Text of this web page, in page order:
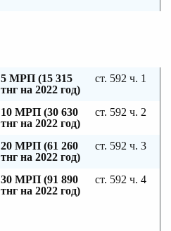
5 МРП (15 315
тнг на 2022 год)
ст. 592 ч. 1
10 МРП (30 630
тнг на 2022 год)
ст. 592 ч. 2
20 МРП (61 260
тнг на 2022 год)
ст. 592 ч. 3
30 МРП (91 890
тнг на 2022 год)
ст. 592 ч. 4